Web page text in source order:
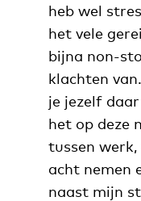
heb wel
het vele
bijna non-
klachten
je jezelf
het op deze
tussen
acht nemen
naast mijn